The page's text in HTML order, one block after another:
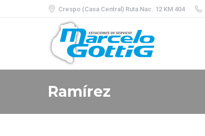
Crespo (Casa Central) Ruta Nac. 12 KM 404
Ramírez